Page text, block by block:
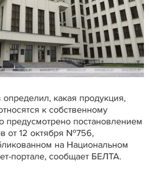
какая продукция,
к собственному
предусмотрено постановлением
от 12 октября №756,
на Национальном
портале, сообщает БЕЛТА.